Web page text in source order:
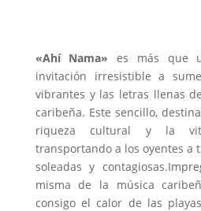
«Ahí Nama» es más que
invitación irresistible a
vibrantes y las letras llenas
caribeña. Este sencillo,
riqueza cultural y la
transportando a los oyentes a
soleadas y
misma de la música
consigo el calor de las